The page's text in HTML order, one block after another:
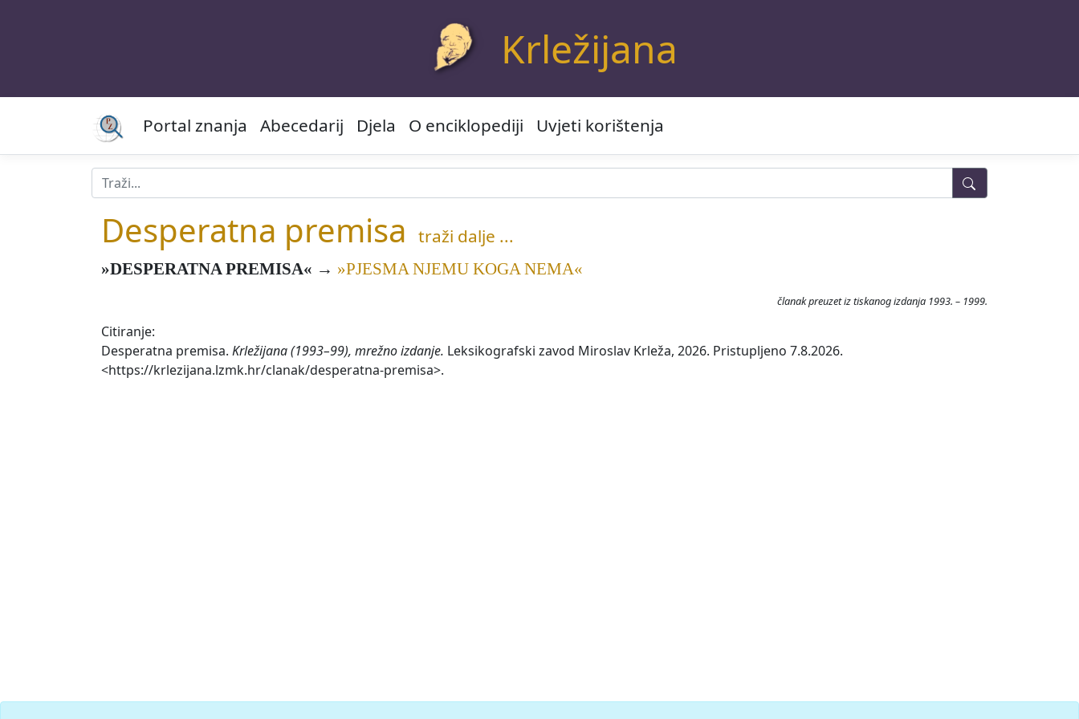
Krležijana
Portal znanja Abecedarij Djela O enciklopediji Uvjeti korištenja
Desperatna premisa traži dalje ...
»DESPERATNA PREMISA« → »PJESMA NJEMU KOGA NEMA«
članak preuzet iz tiskanog izdanja 1993. – 1999.
Citiranje:
Desperatna premisa. Krležijana (1993–99), mrežno izdanje. Leksikografski zavod Miroslav Krleža, 2026. Pristupljeno 7.8.2026.
<https://krlezijana.lzmk.hr/clanak/desperatna-premisa>.